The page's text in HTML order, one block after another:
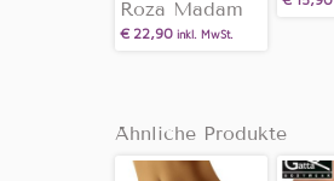
Roza Madam
€22,90 inkl. MwSt.
Ähnliche Produkte